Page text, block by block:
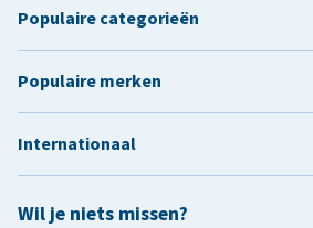
Wil je niets missen?
Populaire categorieën
Populaire merken
Internationaal